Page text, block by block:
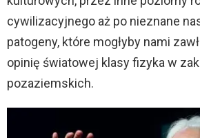
cywilizacyjnego aż po nieznane
patogeny, które mogłyby nami
opinię światowej klasy fizyka w
pozaziemskich.